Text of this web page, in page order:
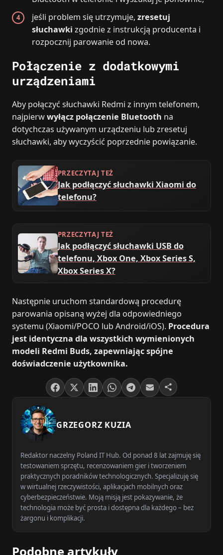
jeśli problem się utrzymuje,zresetuj
słuchawki zgodnie z instrukcją producenta i
rozpocznij parowanie od nowa.
Połączenie z dodatkowymi
urządzeniami
Aby połączyć słuchawki Redmi z innym telefonem,
najpierwwyłącz połączenie Bluetooth na
dotychczas używanym urządzeniu lub zresetuj
słuchawki, aby wyczyścić poprzednie powiązanie.
PRZECZYTAJ TEŻ
Jak podłączyć słuchawki Xiaomi do
telefonu?
PRZECZYTAJ TEŻ
Jak podłączyć słuchawki USB do
telefonu, Xbox One, Xbox Series S,
Xbox Series X?
Następnie uruchom standardową procedurę
parowania opisaną wyżej dla odpowiedniego
systemu (Xiaomi/POCO lub Android/iOS). Procedura
jest identyczna dla wszystkich wymienionych
modeli Redmi Buds, zapewniając spójne
doświadczenie użytkownika.
GRZEGORZ KUZIA
Redaktor naczelny Poland IT Hub. Od ponad 8 lat zajmuję się
testowaniem sprzętu, recenzowaniem gier i tworzeniem
praktycznych poradników technologicznych. Specjalizuję się
w wirtualnej rzeczywistości, aplikacjach mobilnych oraz
cyberbezpieczeństwie. Moją misją jest pokazywanie, że
technologia może być prosta i dostępna dla każdego – bez
żargonu i komplikacji.
Podobne artykuły